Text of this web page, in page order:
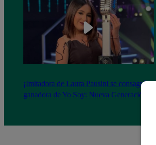
¡Imitadora de Laura Pausini se consagró
ganadora de Yo Soy: Nueva Generación!